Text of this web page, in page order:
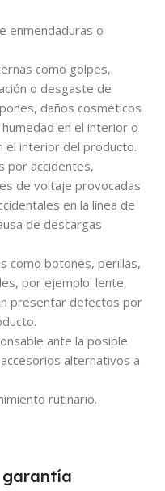
enmendaduras o
como golpes,
o desgaste de
daños cosméticos
en el interior o
el interior del producto.
por accidentes,
de voltaje provocadas
en la línea de
de descargas
como botones, perillas,
por ejemplo: lente,
presentar defectos por
ante la posible
alternativos a
rutinario.